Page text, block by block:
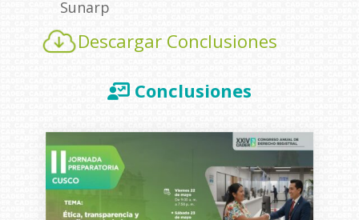
Sunarp
Descargar Conclusiones
Conclusiones